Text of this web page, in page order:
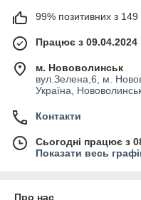
99% позитивних з 149
Працює з 09.04.2024
м. Нововолинськ
вул.Зелена,6, м.
Україна,
Контакти
Сьогодні працює з
Показати весь
Про нас